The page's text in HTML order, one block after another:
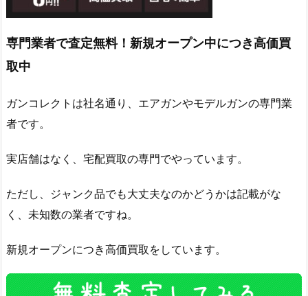
専門業者で査定無料！新規オープン中につき高価買
取中
ガンコレクトは社名通り、エアガンやモデルガンの専門業
者です。
実店舗はなく、宅配買取の専門でやっています。
ただし、ジャンク品でも大丈夫なのかどうかは記載がな
く、未知数の業者ですね。
新規オープンにつき高価買取をしています。